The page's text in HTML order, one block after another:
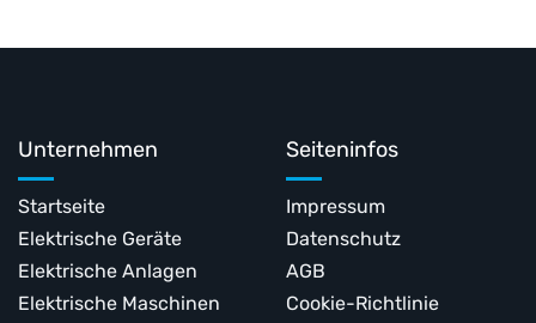
Unternehmen
Startseite
Elektrische Geräte
Elektrische Anlagen
Elektrische Maschinen
Seiteninfos
Impressum
Datenschutz
AGB
Cookie-Richtlinie